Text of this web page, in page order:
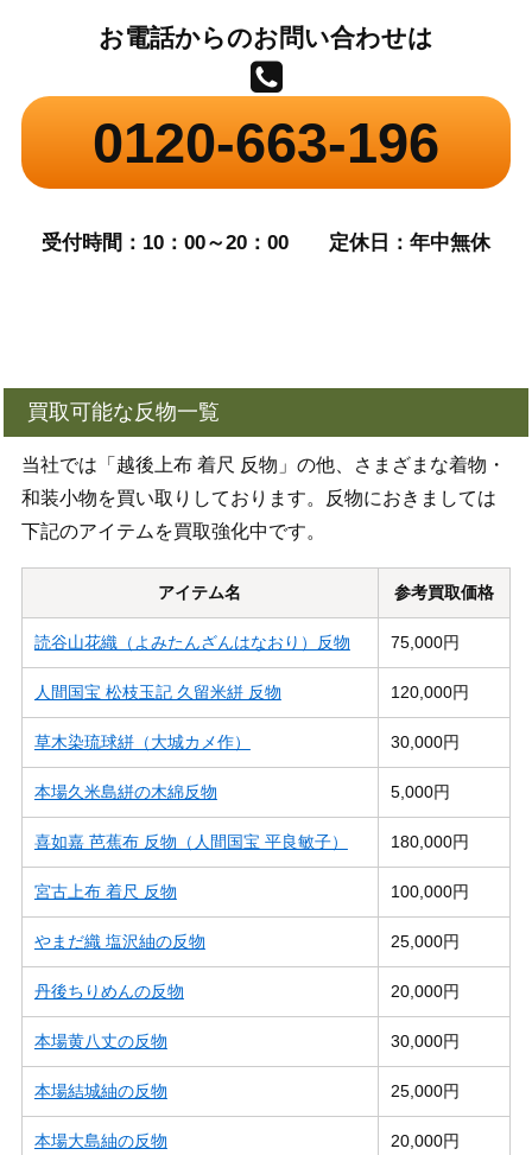
お電話からのお問い合わせは
0120-663-196
受付時間：10：00～20：00 定休日：年中無休
買取可能な反物一覧
当社では「越後上布 着尺 反物」の他、さまざまな着物・
和装小物を買い取りしております。反物におきましては
下記のアイテムを買取強化中です。
アイテム名 参考買取価格
読谷山花織（よみたんざんはなおり）反物 75,000円
人間国宝 松枝玉記 久留米絣 反物 120,000円
草木染琉球絣（大城カメ作） 30,000円
本場久米島絣の木綿反物 5,000円
喜如嘉 芭蕉布 反物（人間国宝 平良敏子） 180,000円
宮古上布 着尺 反物 100,000円
やまだ織 塩沢紬の反物 25,000円
丹後ちりめんの反物 20,000円
本場黄八丈の反物 30,000円
本場結城紬の反物 25,000円
本場大島紬の反物 20,000円